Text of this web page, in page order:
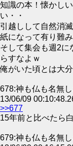
知識の本！懐かし
い・・
引越しして自然消
紙になって有り難
そして集会も週2に
らすなよｗ
俺がいた頃とは大
678:神も仏も名無
13/06/09
>>677
15年前と比べたら
679:神も仏も名無